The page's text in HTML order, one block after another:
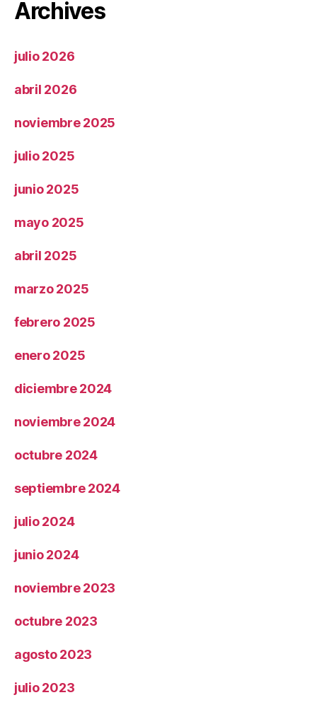
Archives
julio 2026
abril 2026
noviembre 2025
julio 2025
junio 2025
mayo 2025
abril 2025
marzo 2025
febrero 2025
enero 2025
diciembre 2024
noviembre 2024
octubre 2024
septiembre 2024
julio 2024
junio 2024
noviembre 2023
octubre 2023
agosto 2023
julio 2023